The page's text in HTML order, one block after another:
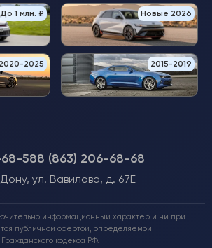
До 1 млн. ₽ Новые 2026
2020-2025 2015-2019
588 (863) 206-68-68
ул. Вавилова, д. 67Е
информационный характер и ни при
публичной офертой, определяемой
кодекса РФ.